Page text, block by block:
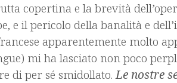
copertina e la brevità
e il pericolo della banalità e
apparentemente molto
mi ha lasciato non poco
di per sé smidollato.Le nostre